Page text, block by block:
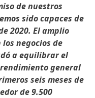
de nuestros
sido capaces de
2020. El amplio
negocios de
a equilibrar el
general
seis meses de
de 9.500